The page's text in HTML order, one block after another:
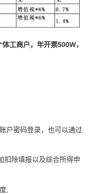
工商户，年开票500W，
户密码登录，也可以通过
扣除填报以及综合所得申
;